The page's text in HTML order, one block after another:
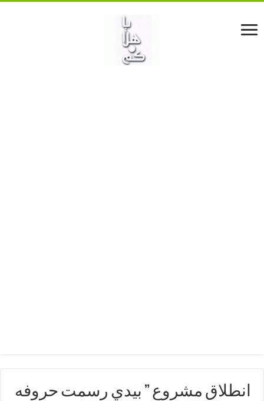
انطلاق مشروع ” بيدي رسمت حروفه